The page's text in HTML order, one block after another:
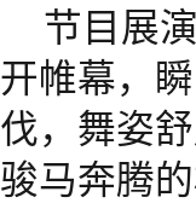
节目展
开帷幕，
伐，舞姿
骏马奔腾